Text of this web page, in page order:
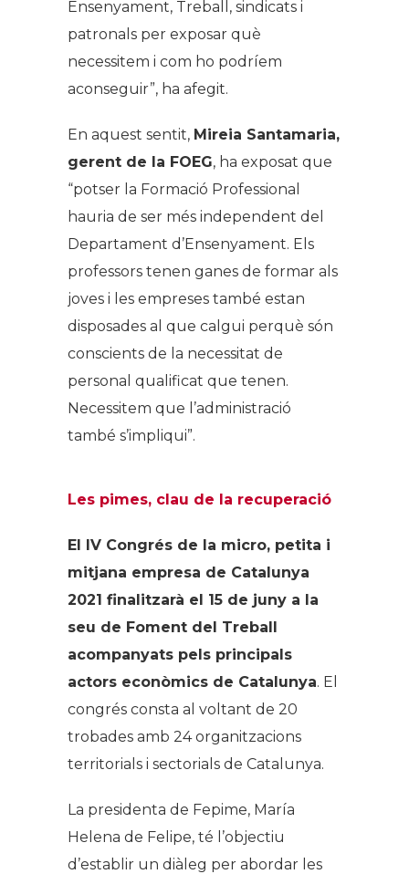
Ensenyament, Treball, sindicats i
patronals per exposar què
necessitem i com ho podríem
aconseguir”, ha afegit.
En aquest sentit, Mireia Santamaria,
gerent de la FOEG, ha exposat que
“potser la Formació Professional
hauria de ser més independent del
Departament d’Ensenyament. Els
professors tenen ganes de formar als
joves i les empreses també estan
disposades al que calgui perquè són
conscients de la necessitat de
personal qualificat que tenen.
Necessitem que l’administració
també s’impliqui”.
Les pimes, clau de la recuperació
El IV Congrés de la micro, petita i
mitjana empresa de Catalunya
2021 finalitzarà el 15 de juny a la
seu de Foment del Treball
acompanyats pels principals
actors econòmics de Catalunya. El
congrés consta al voltant de 20
trobades amb 24 organitzacions
territorials i sectorials de Catalunya.
La presidenta de Fepime, María
Helena de Felipe, té l’objectiu
d’establir un diàleg per abordar les